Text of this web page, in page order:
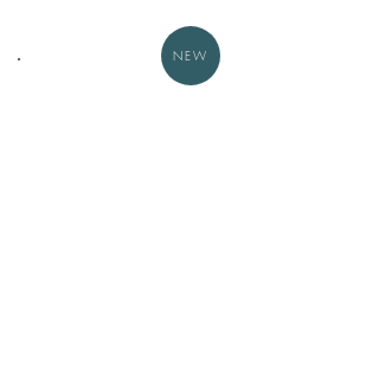
Un certificat d'authenticité est fourni avec
NEW